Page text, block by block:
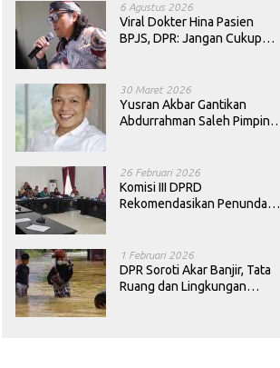
6 Agustus 2026
Viral Dokter Hina Pasien
BPJS, DPR: Jangan Cukup
30 Maret 2026
Yusran Akbar Gantikan
Abdurrahman Saleh Pimpin
26 Februari 2026
Komisi III DPRD
Rekomendasikan Penundaan
1 Februari 2026
DPR Soroti Akar Banjir, Tata
Ruang dan Lingkungan